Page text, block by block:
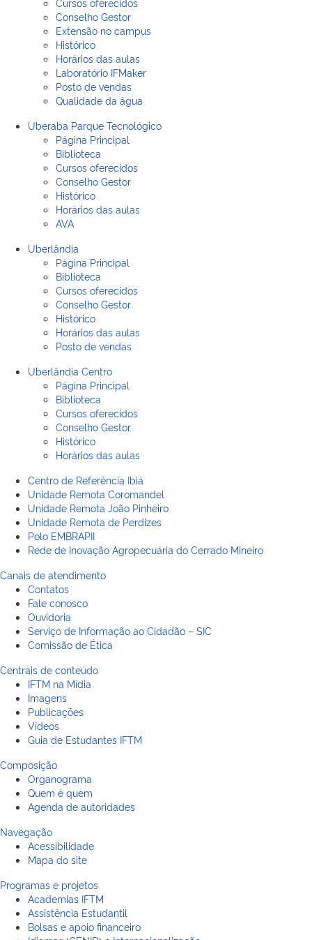
Conselho Gestor
Extensão no campus
Histórico
Horários das aulas
Laboratório IFMaker
Posto de vendas
Qualidade da água
Uberaba Parque Tecnológico
Página Principal
Biblioteca
Cursos oferecidos
Conselho Gestor
Histórico
Horários das aulas
AVA
Uberlândia
Página Principal
Biblioteca
Cursos oferecidos
Conselho Gestor
Histórico
Horários das aulas
Posto de vendas
Uberlândia Centro
Página Principal
Biblioteca
Cursos oferecidos
Conselho Gestor
Histórico
Horários das aulas
Centro de Referência Ibiá
Unidade Remota Coromandel
Unidade Remota João Pinheiro
Unidade Remota de Perdizes
Polo EMBRAPII
Rede de Inovação Agropecuária do Cerrado Mineiro
Canais de atendimento
Contatos
Fale conosco
Ouvidoria
Serviço de Informação ao Cidadão – SIC
Comissão de Ética
Centrais de conteúdo
IFTM na Mídia
Imagens
Publicações
Vídeos
Guia de Estudantes IFTM
Composição
Organograma
Quem é quem
Agenda de autoridades
Navegação
Acessibilidade
Mapa do site
Programas e projetos
Academias IFTM
Assistência Estudantil
Bolsas e apoio financeiro